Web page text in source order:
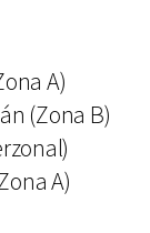
A)
(Zona B)
A)